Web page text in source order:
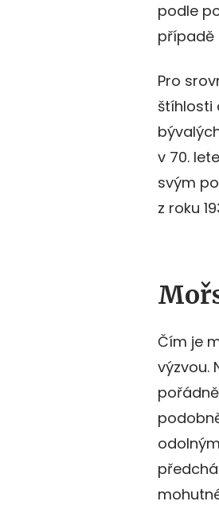
podle
případě
Pro
štíhlosti
v 70.
svým
z roku
Čím je
výzvou.